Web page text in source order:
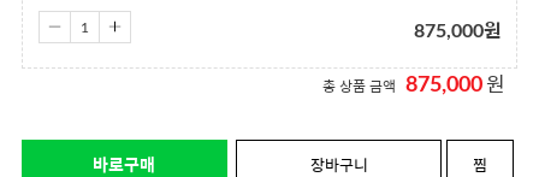
875,000원
총 상품 금액 875,000 원
바로구매 장바구니 찜